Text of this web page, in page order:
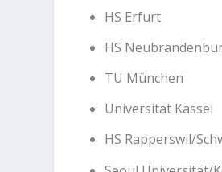
HS Erfurt
HS
TU München
Universität Kassel
HS Rapperswil/